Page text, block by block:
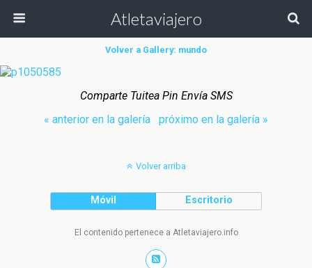
Atletaviajero
Volver a Gallery: mundo
Comparte Tuitea Pin Envía SMS
« anterior en la galería
próximo en la galería »
Volver arriba
Móvil Escritorio
El contenido pertenece a Atletaviajero.info